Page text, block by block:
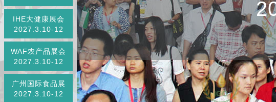
IHE大健康展会
2027.3.10-12
WAF农产品展会
2027.3.10-12
广州国际食品展
2027.3.10-12